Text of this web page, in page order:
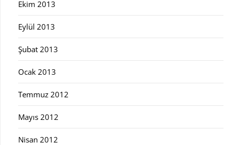
Ekim 2013
Eylül 2013
Şubat 2013
Ocak 2013
Temmuz 2012
Mayıs 2012
Nisan 2012